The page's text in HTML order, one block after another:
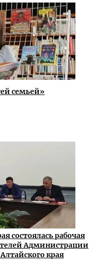
семьей»
состоялась рабочая
Администрации
края